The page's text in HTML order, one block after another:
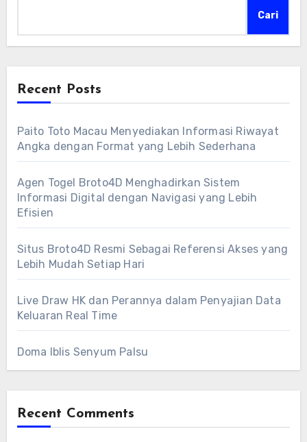
Cari
Recent Posts
Paito Toto Macau Menyediakan Informasi Riwayat
Angka dengan Format yang Lebih Sederhana
Agen Togel Broto4D Menghadirkan Sistem
Informasi Digital dengan Navigasi yang Lebih
Efisien
Situs Broto4D Resmi Sebagai Referensi Akses yang
Lebih Mudah Setiap Hari
Live Draw HK dan Perannya dalam Penyajian Data
Keluaran Real Time
Doma Iblis Senyum Palsu
Recent Comments